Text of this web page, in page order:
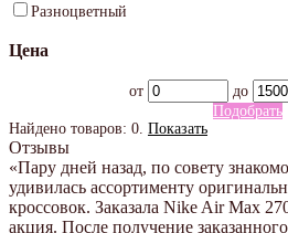
Разноцветный
Цена
от до
Подобрать
Найдено товаров: 0. Показать
Отзывы
«Пару дней назад, по совету
удивилась ассортименту
кроссовок. Заказала Nike Air Max
акция. После получение